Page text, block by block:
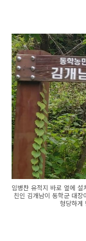
임병찬 유적지 바로 옆에 설
친인 김개남이 동학군 대
형당하게